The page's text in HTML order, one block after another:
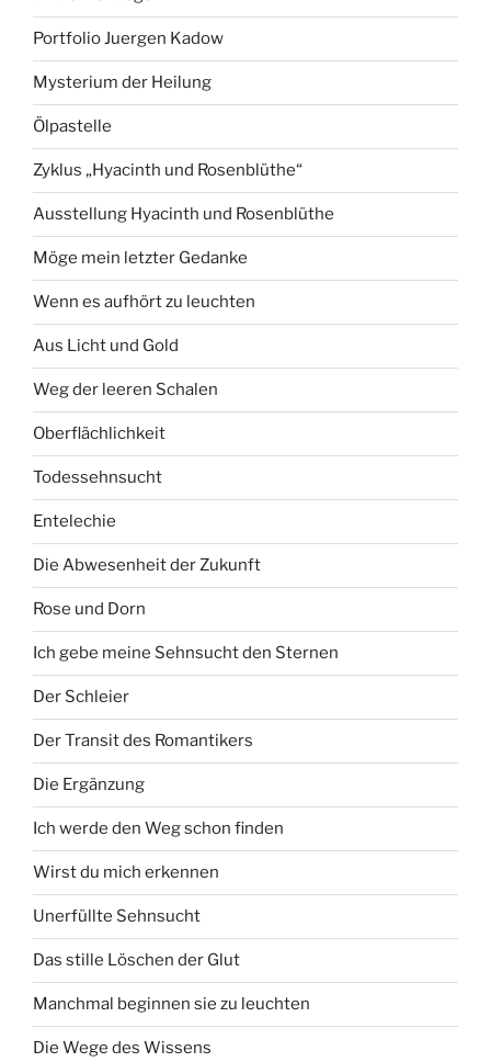
Portfolio Juergen Kadow
Mysterium der Heilung
Ölpastelle
Zyklus „Hyacinth und Rosenblüthe“
Ausstellung Hyacinth und Rosenblüthe
Möge mein letzter Gedanke
Wenn es aufhört zu leuchten
Aus Licht und Gold
Weg der leeren Schalen
Oberflächlichkeit
Todessehnsucht
Entelechie
Die Abwesenheit der Zukunft
Rose und Dorn
Ich gebe meine Sehnsucht den Sternen
Der Schleier
Der Transit des Romantikers
Die Ergänzung
Ich werde den Weg schon finden
Wirst du mich erkennen
Unerfüllte Sehnsucht
Das stille Löschen der Glut
Manchmal beginnen sie zu leuchten
Die Wege des Wissens